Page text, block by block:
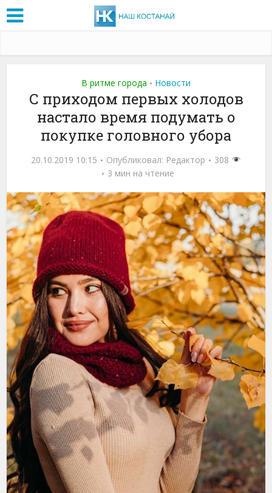
В ритме города • Новости
С приходом первых холодов
настало время подумать о
покупке головного убора
20.10.2019 10:15 Опубликовал: Редактор
308
3 мин на чтение